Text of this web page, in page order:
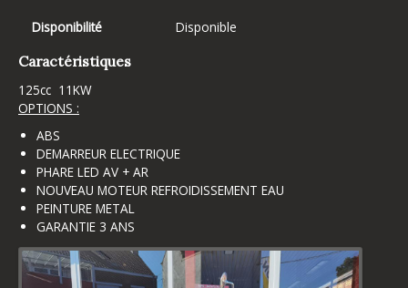
Disponibilité Disponible
Caractéristiques
125cc 11KW
OPTIONS :
ABS
DEMARREUR ELECTRIQUE
PHARE LED AV + AR
NOUVEAU MOTEUR REFROIDISSEMENT EAU
PEINTURE METAL
GARANTIE 3 ANS